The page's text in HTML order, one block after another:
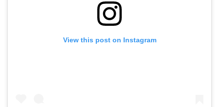
View this post on Instagram